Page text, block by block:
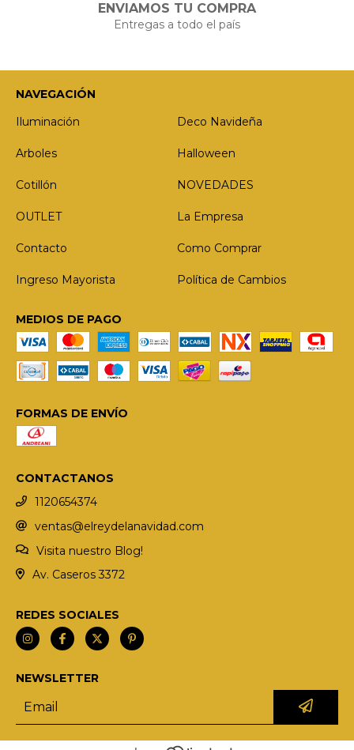
ENVIAMOS TU COMPRA
Entregas a todo el país
NAVEGACIÓN
Iluminación
Deco Navideña
Arboles Halloween
Cotillón NOVEDADES
OUTLET La Empresa
Contacto Como Comprar
Ingreso Mayorista Política de Cambios
MEDIOS DE PAGO
FORMAS DE ENVÍO
CONTACTANOS
1120654374
ventas@elreydelanavidad.com
Visita nuestro Blog!
Av. Caseros 3372
REDES SOCIALES
NEWSLETTER